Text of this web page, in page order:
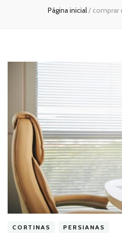
Página inicial/ comprar
CORTINAS PERSIANAS